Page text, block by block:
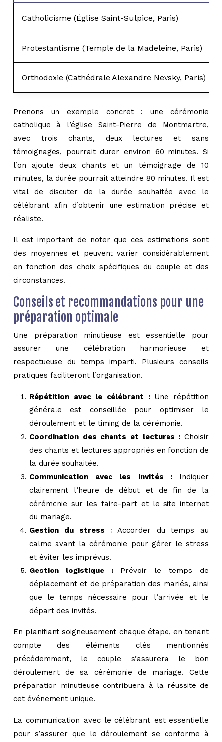
Catholicisme (Église Saint-Sulpice, Paris)
Protestantisme (Temple de la Madeleine, Paris)
Orthodoxie (Cathédrale Alexandre Nevsky, Paris)
Prenons un exemple concret : une cérémonie
catholique à l’église Saint-Pierre de Montmartre,
avec trois chants, deux lectures et sans
témoignages, pourrait durer environ 60 minutes. Si
l’on ajoute deux chants et un témoignage de 10
minutes, la durée pourrait atteindre 80 minutes. Il est
vital de discuter de la durée souhaitée avec le
célébrant afin d’obtenir une estimation précise et
réaliste.
Il est important de noter que ces estimations sont
des moyennes et peuvent varier considérablement
en fonction des choix spécifiques du couple et des
circonstances.
Conseils et recommandations pour une
préparation optimale
Une préparation minutieuse est essentielle pour
assurer une célébration harmonieuse et
respectueuse du temps imparti. Plusieurs conseils
pratiques faciliteront l’organisation.
Répétition avec le célébrant : Une répétition
générale est conseillée pour optimiser le
déroulement et le timing de la cérémonie.
Coordination des chants et lectures : Choisir
des chants et lectures appropriés en fonction de
la durée souhaitée.
Communication avec les invités : Indiquer
clairement l’heure de début et de fin de la
cérémonie sur les faire-part et le site internet
du mariage.
Gestion du stress : Accorder du temps au
calme avant la cérémonie pour gérer le stress
et éviter les imprévus.
Gestion logistique : Prévoir le temps de
déplacement et de préparation des mariés, ainsi
que le temps nécessaire pour l’arrivée et le
départ des invités.
En planifiant soigneusement chaque étape, en tenant
compte des éléments clés mentionnés
précédemment, le couple s’assurera le bon
déroulement de sa cérémonie de mariage. Cette
préparation minutieuse contribuera à la réussite de
cet événement unique.
La communication avec le célébrant est essentielle
pour s’assurer que le déroulement se conforme à